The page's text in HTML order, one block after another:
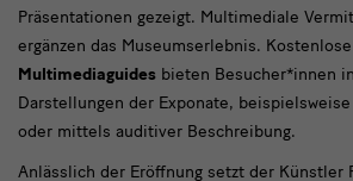
Präsentationen gezeigt. Multimediale
ergänzen das Museumserlebnis. Kostenlose
Multimediaguides bieten Besucher*innen
Darstellungen der Exponate,
oder mittels auditiver Beschreibung.
Anlässlich der Eröffnung setzt der Künstler